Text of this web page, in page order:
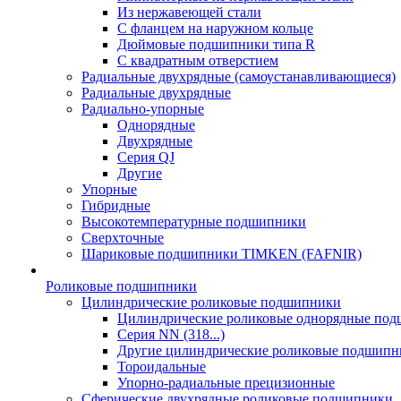
Из нержавеющей стали
С фланцем на наружном кольце
Дюймовые подшипники типа R
С квадратным отверстием
Радиальные двухрядные (самоустанавливающиеся)
Радиальные двухрядные
Радиально-упорные
Однорядные
Двухрядные
Серия QJ
Другие
Упорные
Гибридные
Высокотемпературные подшипники
Сверхточные
Шариковые подшипники TIMKEN (FAFNIR)
Роликовые подшипники
Цилиндрические роликовые подшипники
Цилиндрические роликовые однорядные
Серия NN (318...)
Другие цилиндрические роликовые
Тороидальные
Упорно-радиальные прецизионные